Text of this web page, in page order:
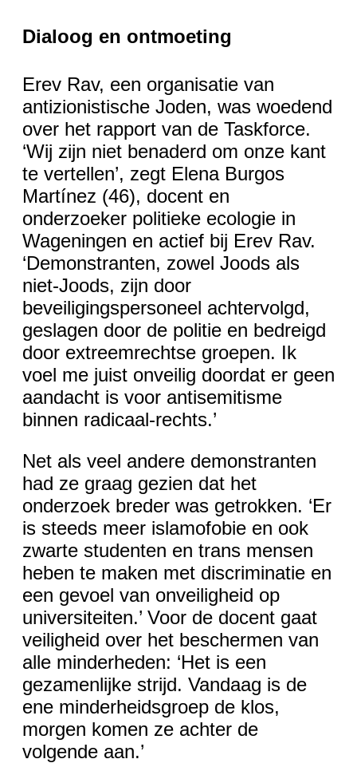
Dialoog en ontmoeting
Erev Rav, een organisatie van
antizionistische Joden, was woedend
over het rapport van de Taskforce.
‘Wij zijn niet benaderd om onze kant
te vertellen’, zegt Elena Burgos
Martínez (46), docent en
onderzoeker politieke ecologie in
Wageningen en actief bij Erev Rav.
‘Demonstranten, zowel Joods als
niet-Joods, zijn door
beveiligingspersoneel achtervolgd,
geslagen door de politie en bedreigd
door extreemrechtse groepen. Ik
voel me juist onveilig doordat er geen
aandacht is voor antisemitisme
binnen radicaal-rechts.’
Net als veel andere demonstranten
had ze graag gezien dat het
onderzoek breder was getrokken. ‘Er
is steeds meer islamofobie en ook
zwarte studenten en trans mensen
heben te maken met discriminatie en
een gevoel van onveiligheid op
universiteiten.’ Voor de docent gaat
veiligheid over het beschermen van
alle minderheden: ‘Het is een
gezamenlijke strijd. Vandaag is de
ene minderheidsgroep de klos,
morgen komen ze achter de
volgende aan.’